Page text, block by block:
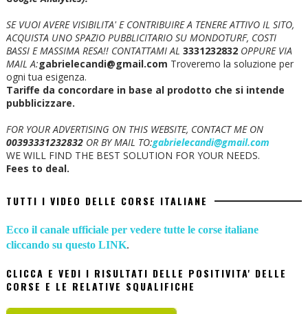
SE VUOI AVERE VISIBILITA' E CONTRIBUIRE A TENERE ATTIVO IL SITO,
ACQUISTA UNO SPAZIO PUBBLICITARIO SU MONDOTURF, COSTI
BASSI E MASSIMA RESA!! CONTATTAMI AL 3331232832 OPPURE VIA
MAIL A:gabrielecandi@gmail.com Troveremo la soluzione per
ogni tua esigenza.
Tariffe da concordare in base al prodotto che si intende
pubblicizzare.
FOR YOUR ADVERTISING ON THIS WEBSITE, CONTACT ME ON
00393331232832OR BY MAIL TO:gabrielecandi@gmail.com
WE WILL FIND THE BEST SOLUTION FOR YOUR NEEDS.
Fees to deal.
TUTTI I VIDEO DELLE CORSE ITALIANE
Ecco il canale ufficiale per vedere tutte le corse italiane
cliccando su questo LINK.
CLICCA E VEDI I RISULTATI DELLE POSITIVITA' DELLE
CORSE E LE RELATIVE SQUALIFICHE